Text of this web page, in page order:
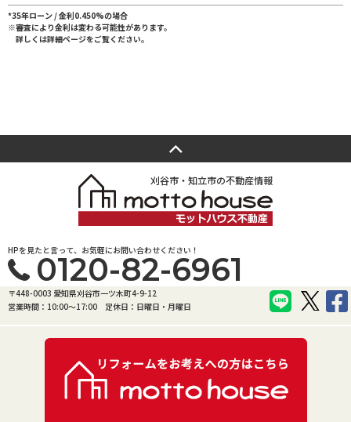
*35年ローン / 金利0.450%の場合
※審査により金利は変わる可能性があります。
詳しくは詳細ページをご覧ください。
刈谷市・知立市の不動産情報
HPを見たと言って、お気軽にお問い合わせください！
0120-82-6961
〒448-0003 愛知県刈谷市一ツ木町4-9-12
営業時間：10:00〜17:00
定休日：日曜日・月曜日